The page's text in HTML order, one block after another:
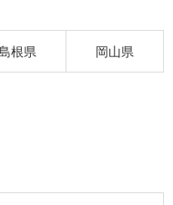
根県 岡山県